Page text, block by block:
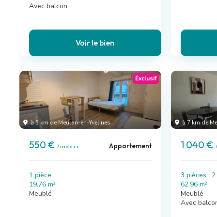
Avec balcon
Voir le bien
à 5 km de Meulan-en-Yvelines
Exclusif
550 € / mois cc Appartement
1 pièce
19.76 m²
Meublé
à 7 km de
1 040 €
3 pièces ,
62.96 m²
Meublé
Avec